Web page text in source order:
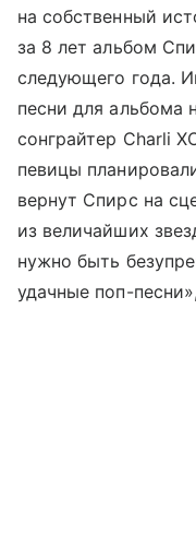
на собственный
за 8 лет альбом
следующего года.
песни для альбома
сонграйтер Charli
певицы
вернут Спирс на
из величайших
нужно быть
удачные поп-